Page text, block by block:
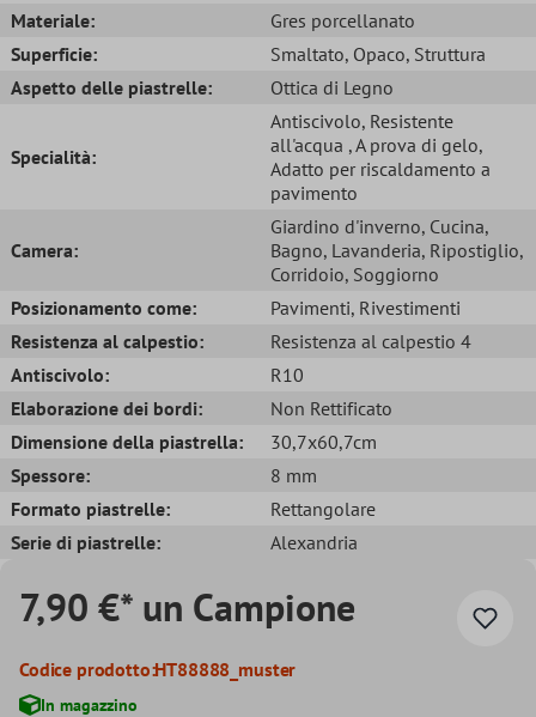
Materiale:
Gres porcellanato
Superficie:
Smaltato, Opaco, Struttura
Aspetto delle piastrelle:
Ottica di Legno
Specialità:
Antiscivolo, Resistente
all'acqua , A prova di gelo,
Adatto per riscaldamento a
pavimento
Camera:
Giardino d'inverno, Cucina,
Bagno, Lavanderia, Ripostiglio,
Corridoio, Soggiorno
Posizionamento come:
Pavimenti, Rivestimenti
Resistenza al calpestio:
Resistenza al calpestio 4
Antiscivolo:
R10
Elaborazione dei bordi:
Non Rettificato
Dimensione della piastrella:
30,7x60,7cm
Spessore:
8 mm
Formato piastrelle:
Rettangolare
Serie di piastrelle:
Alexandria
7,90 €* un Campione
Codice prodotto:HT88888_muster
In magazzino